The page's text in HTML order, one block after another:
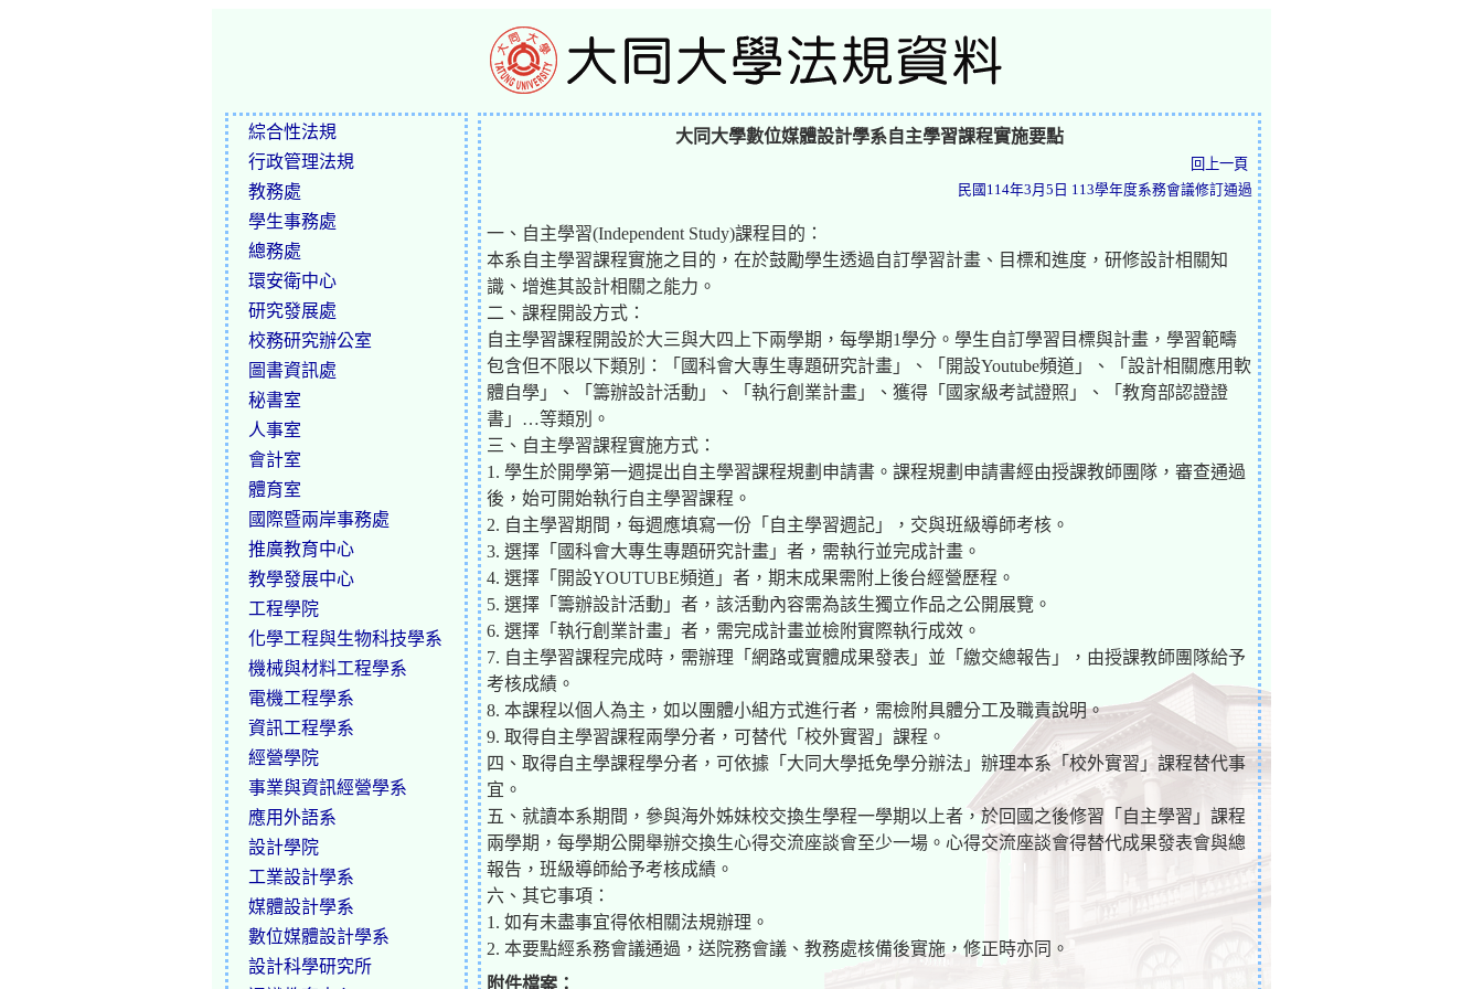
綜合性法規
行政管理法規
教務處
學生事務處
總務處
環安衛中心
研究發展處
校務研究辦公室
圖書資訊處
秘書室
人事室
會計室
體育室
國際暨兩岸事務處
推廣教育中心
教學發展中心
工程學院
化學工程與生物科技學系
機械與材料工程學系
電機工程學系
資訊工程學系
經營學院
事業與資訊經營學系
應用外語系
設計學院
工業設計學系
媒體設計學系
數位媒體設計學系
設計科學研究所
大同大學數位媒體設計學系自主學習課程實施要點
回上一頁
民國114年3月5日 113學年度系務會議修訂通過
一、自主學習(Independent Study)課程目的：
本系自主學習課程實施之目的，在於鼓勵學生透過自訂學習計畫、目標和進度，研修設計相關知
識、增進其設計相關之能力。
二、課程開設方式：
自主學習課程開設於大三與大四上下兩學期，每學期1學分。學生自訂學習目標與計畫，學習範疇
包含但不限以下類別：「國科會大專生專題研究計畫」、「開設Youtube頻道」、「設計相關應用軟
體自學」、「籌辦設計活動」、「執行創業計畫」、獲得「國家級考試證照」、「教育部認證證
書」…等類別。
三、自主學習課程實施方式：
1. 學生於開學第一週提出自主學習課程規劃申請書。課程規劃申請書經由授課教師團隊，審查通過
後，始可開始執行自主學習課程。
2. 自主學習期間，每週應填寫一份「自主學習週記」，交與班級導師考核。
3. 選擇「國科會大專生專題研究計畫」者，需執行並完成計畫。
4. 選擇「開設YOUTUBE頻道」者，期末成果需附上後台經營歷程。
5. 選擇「籌辦設計活動」者，該活動內容需為該生獨立作品之公開展覽。
6. 選擇「執行創業計畫」者，需完成計畫並檢附實際執行成效。
7. 自主學習課程完成時，需辦理「網路或實體成果發表」並「繳交總報告」，由授課教師團隊給予
考核成績。
8. 本課程以個人為主，如以團體小組方式進行者，需檢附具體分工及職責說明。
9. 取得自主學習課程兩學分者，可替代「校外實習」課程。
四、取得自主學課程學分者，可依據「大同大學抵免學分辦法」辦理本系「校外實習」課程替代事
宜。
五、就讀本系期間，參與海外姊妹校交換生學程一學期以上者，於回國之後修習「自主學習」課程
兩學期，每學期公開舉辦交換生心得交流座談會至少一場。心得交流座談會得替代成果發表會與總
報告，班級導師給予考核成績。
六、其它事項：
1. 如有未盡事宜得依相關法規辦理。
2. 本要點經系務會議通過，送院務會議、教務處核備後實施，修正時亦同。
附件檔案：